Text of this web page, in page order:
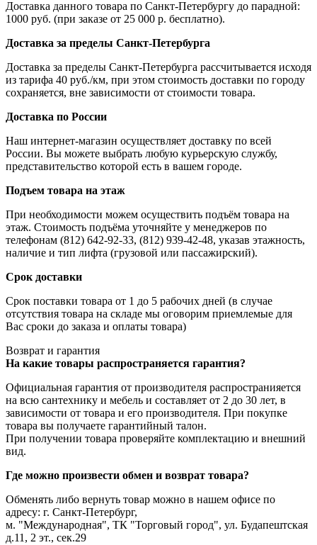
Доставка данного товара по Санкт-Петербургу до парадной:
1000 руб. (при заказе от 25 000 р. бесплатно).
Доставка за пределы Санкт-Петербурга
Доставка за пределы Санкт-Петербурга рассчитывается исходя
из тарифа 40 руб./км, при этом стоимость доставки по городу
сохраняется, вне зависимости от стоимости товара.
Доставка по России
Наш интернет-магазин осуществляет доставку по всей
России. Вы можете выбрать любую курьерскую службу,
представительство которой есть в вашем городе.
Подъем товара на этаж
При необходимости можем осуществить подъём товара на
этаж. Стоимость подъёма уточняйте у менеджеров по
телефонам (812) 642-92-33, (812) 939-42-48, указав этажность,
наличие и тип лифта (грузовой или пассажирский).
Срок доставки
Срок поставки товара от 1 до 5 рабочих дней (в случае
отсутствия товара на складе мы оговорим приемлемые для
Вас сроки до заказа и оплаты товара)
Возврат и гарантия
На какие товары распространяется гарантия?
Официальная гарантия от производителя распространияется
на всю сантехнику и мебель и составляет от 2 до 30 лет, в
зависимости от товара и его производителя. При покупке
товара вы получаете гарантийный талон.
При получении товара проверяйте комплектацию и внешний
вид.
Где можно произвести обмен и возврат товара?
Обменять либо вернуть товар можно в нашем офисе по
адресу: г. Санкт-Петербург,
м. "Международная", ТК "Торговый город", ул. Будапештская
д.11, 2 эт., сек.29